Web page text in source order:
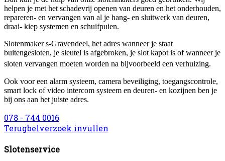
helpen je met het schadevrij openen van deuren en het onderhouden,
repareren- en vervangen van al je hang- en sluitwerk van deuren,
draai- kiep systemen en schuifpuien.
Slotenmaker s-Gravendeel, het adres wanneer je staat
buitengesloten, je sleutel is afgebroken, je slot kapot is of wanneer je
sloten vervangen moeten worden na bijvoorbeeld een verhuizing.
Ook voor een alarm systeem, camera beveiliging, toegangscontrole,
smart lock of video intercom systeem en deuren- en kozijnen ben je
bij ons aan het juiste adres.
078 - 744 0016
Terugbelverzoek invullen
Slotenservice